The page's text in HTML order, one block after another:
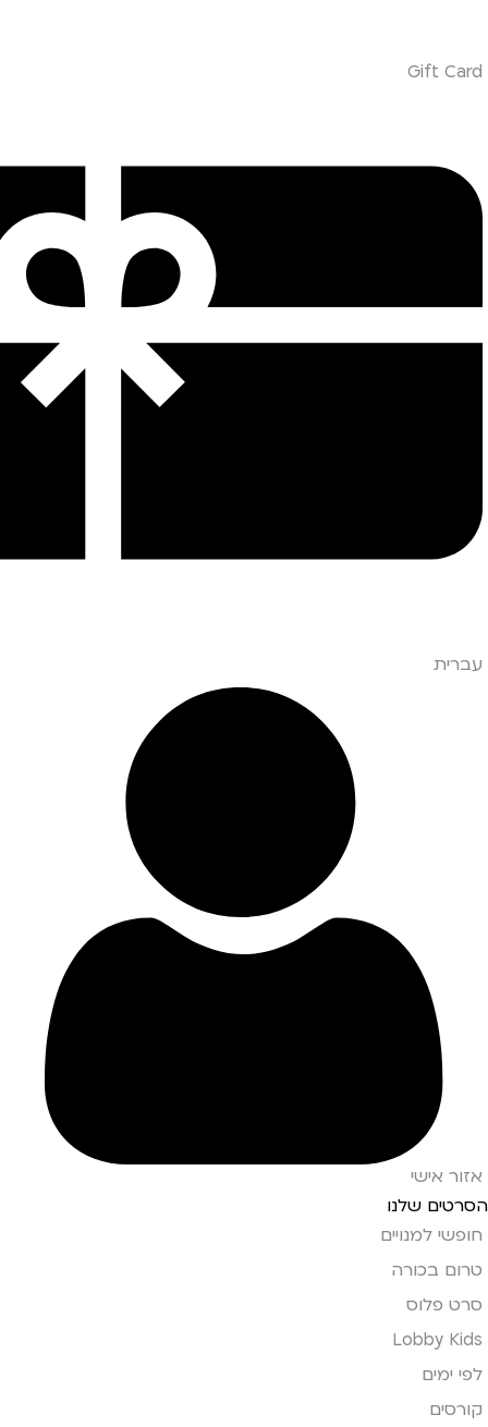
Gift Card
עברית
אזור אישי
הסרטים שלנו
חופשי למנויים
טרום בכורה
סרט פלוס
Lobby Kids
לפי ימים
קורסים